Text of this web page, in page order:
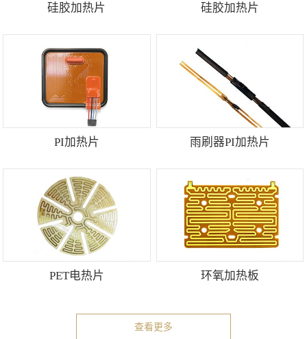
硅胶加热片 硅胶加热片
PI加热片 雨刷器PI加热片
PET电热片 环氧加热板
查看更多